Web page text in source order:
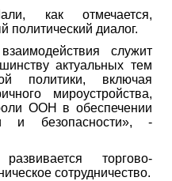
как отмечается,
политический диалог.
служит
актуальных тем
политики, включая
мироустройства,
ООН в обеспечении
и безопасности», -
торгово-
сотрудничество.